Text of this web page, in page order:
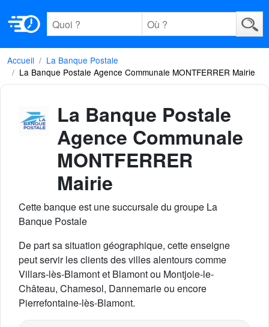
Accueil
La Banque Postale
La Banque Postale Agence Communale MONTFERRER Mairie
La Banque Postale
Agence Communale
MONTFERRER
Mairie
Cette banque est une succursale du groupe La
Banque Postale
De part sa situation géographique, cette enseigne
peut servir les clients des villes alentours comme
Villars-lès-Blamont et Blamont ou Montjoie-le-
Château, Chamesol, Dannemarie ou encore
Pierrefontaine-lès-Blamont.